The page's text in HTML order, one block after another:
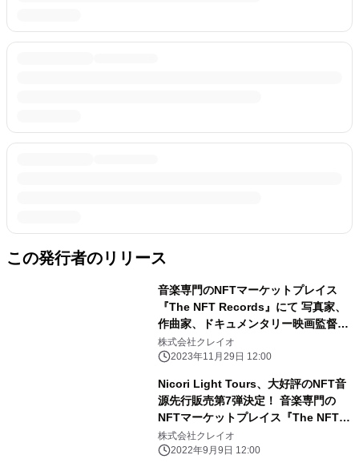
この発行者のリリース
音楽専門のNFTマーケットプレイス
『The NFT Records』にて 写真家、
作曲家、ドキュメンタリー映画監督
Jun Kawabata ３作品が一挙予約受付
開始！写真集『So Far』国内送料込み
株式会社クレイオ
2023年11月29日 12:00
Nicori Light Tours、大好評のNFT音
源先行販売第7弾決定！ 音楽専門の
NFTマーケットプレイス『The NFT
Records』にて 「君を好きというこ
と」9月15日(木)12:00、50点限定ドロ
株式会社クレイオ
2022年9月9日 12:00